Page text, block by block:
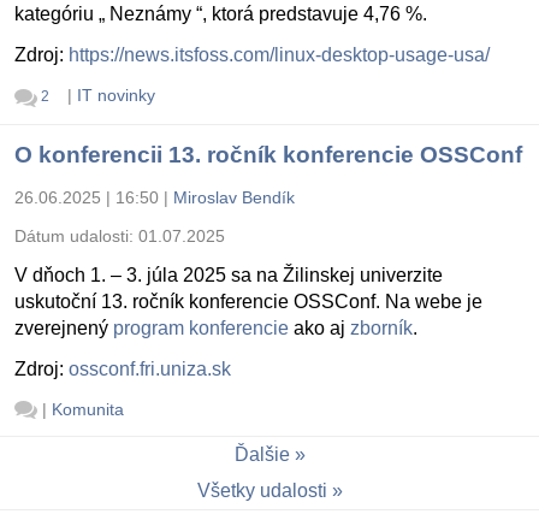
kategóriu „ Neznámy “, ktorá predstavuje 4,76 %.
Zdroj: https://news.itsfoss.com/linux-desktop-usage-usa/
2 | IT novinky
O konferencii 13. ročník konferencie OSSConf
26.06.2025 | 16:50 | Miroslav Bendík
Dátum udalosti: 01.07.2025
V dňoch 1. – 3. júla 2025 sa na Žilinskej univerzite
uskutoční 13. ročník konferencie OSSConf. Na webe je
zverejnený program konferencie ako aj zborník.
Zdroj: ossconf.fri.uniza.sk
| Komunita
Ďalšie
Všetky udalosti